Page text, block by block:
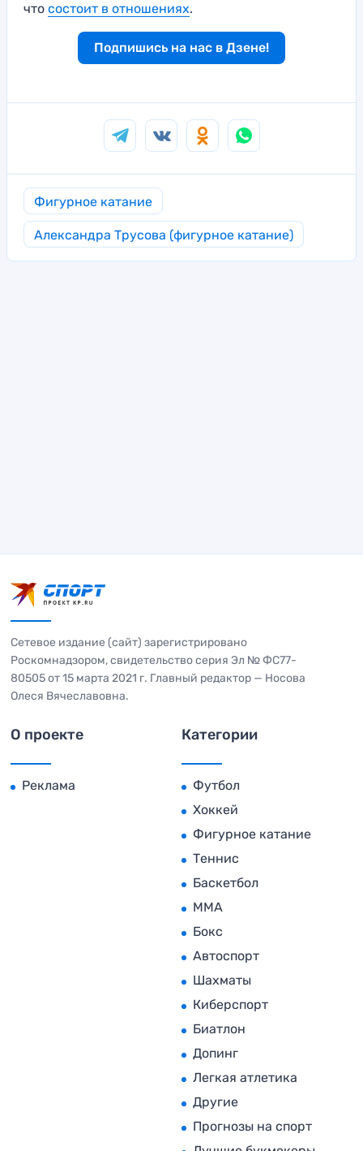
что состоит в отношениях.
Подпишись на нас в Дзене!
Фигурное катание
Александра Трусова (фигурное катание)
Сетевое издание (сайт) зарегистрировано
Роскомнадзором, свидетельство серия Эл № ФС77-
80505 от 15 марта 2021 г. Главный редактор — Носова
Олеся Вячеславовна.
О проекте
Реклама
Категории
Футбол
Хоккей
Фигурное катание
Теннис
Баскетбол
MMA
Бокс
Автоспорт
Шахматы
Киберспорт
Биатлон
Допинг
Легкая атлетика
Другие
Прогнозы на спорт